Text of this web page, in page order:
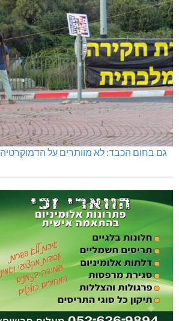
גם בחום הכבד: לא מוותרים על הדמוקרטיה